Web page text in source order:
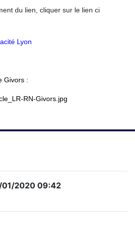
du lien, cliquer sur le lien ci
Lyon
Givors :
01/2020 09:42